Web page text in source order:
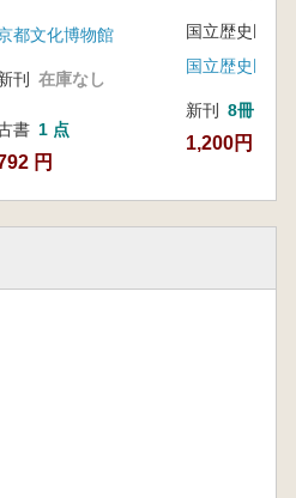
都文化博物館
刊 在庫なし
書 1 点
円
と対峙した
新刊 8冊
1,200円